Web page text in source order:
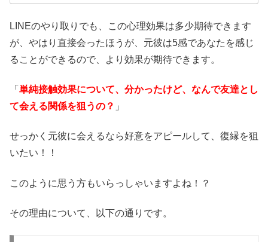
LINEのやり取りでも、この心理効果は多少期待できます
が、やはり直接会ったほうが、元彼は5感であなたを感じ
ることができるので、より効果が期待できます。
「 単純接触効果について、分かったけど、なんで友達とし
て会える関係を狙うの？ 」
せっかく元彼に会えるなら好意をアピールして、復縁を狙
いたい！！
このように思う方もいらっしゃいますよね！？
その理由について、以下の通りです。